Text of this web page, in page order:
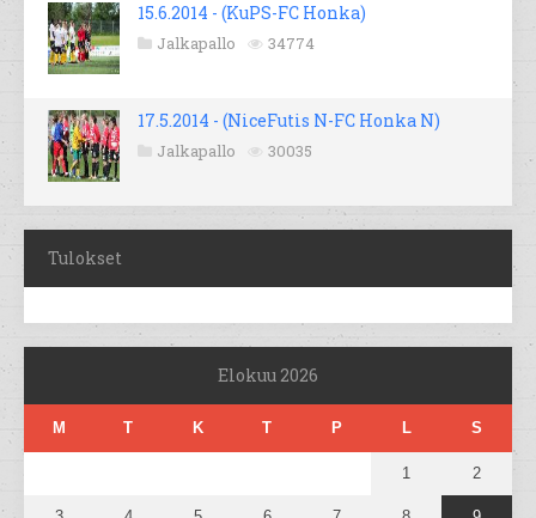
15.6.2014 - (KuPS-FC Honka)
Jalkapallo 34774
17.5.2014 - (NiceFutis N-FC Honka N)
Jalkapallo 30035
Tulokset
Elokuu 2026
M T K T P L S
1 2